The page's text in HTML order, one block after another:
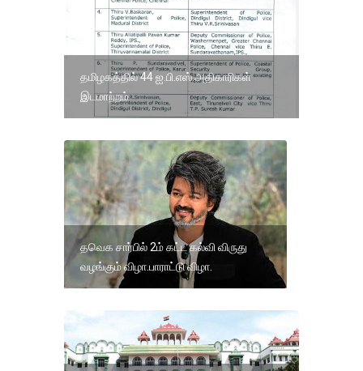
தமிழகத்தில் 44 ஐ.பி.எஸ்.அதிகாரிகள்
இடமாற்றம்
தவெக சார்பில் 2ம் கட்ட கல்வி விருது
வழங்கும் விழா.பாராட்டு விழா.